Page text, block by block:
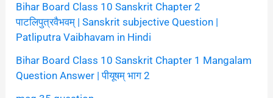
Bihar Board Class 10 Sanskrit Chapter 2
पाटलिपुत्रवैभवम् | Sanskrit subjective Question |
Patliputra Vaibhavam in Hindi
Bihar Board Class 10 Sanskrit Chapter 1 Mangalam
Question Answer | पीयूषम् भाग 2